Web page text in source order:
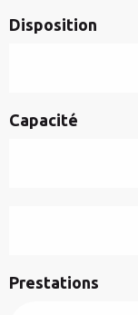
Disposition
Capacité
Prestations